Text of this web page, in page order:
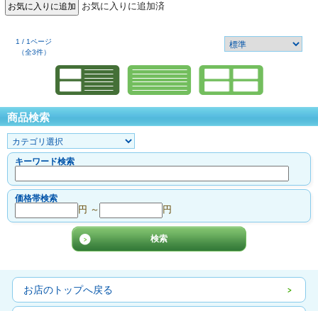
お気に入りに追加済
1 / 1ページ
（全3件）
商品検索
キーワード検索
価格帯検索
円 ～ 円
お店のトップへ戻る